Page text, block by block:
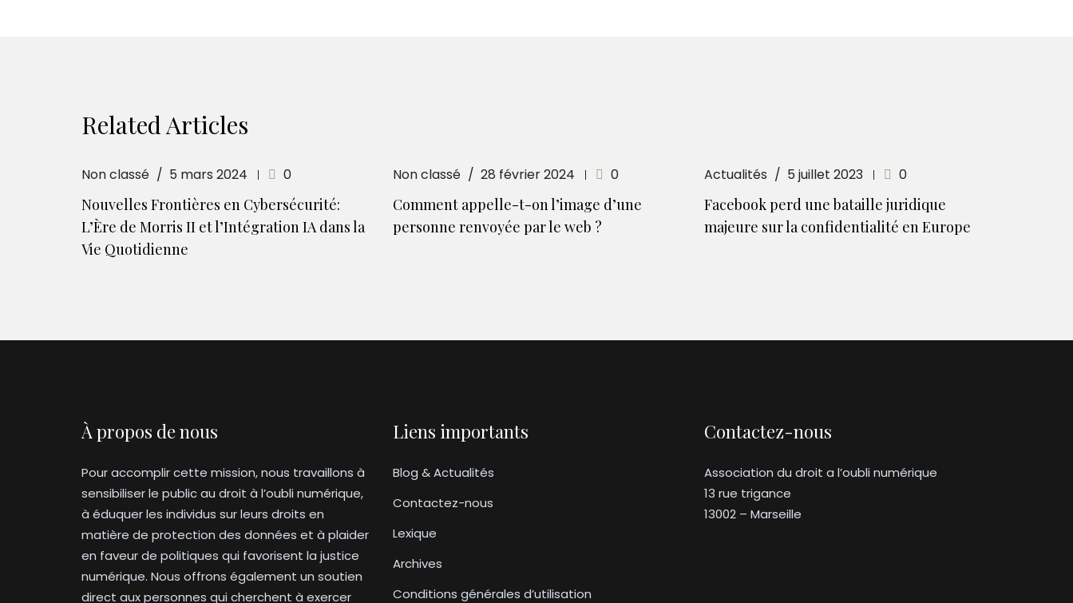
Related Articles
Non classé 5 mars 2024 0
Nouvelles Frontières en Cybersécurité:
L’Ère de Morris II et l’Intégration IA dans la
Vie Quotidienne
Non classé 28 février 2024 0
Comment appelle-t-on l’image d’une
personne renvoyée par le web ?
Actualités 5 juillet 2023 0
Facebook perd une bataille juridique
majeure sur la confidentialité en Europe
À propos de nous
Pour accomplir cette mission, nous travaillons à
sensibiliser le public au droit à l’oubli numérique,
à éduquer les individus sur leurs droits en
matière de protection des données et à plaider
en faveur de politiques qui favorisent la justice
numérique. Nous offrons également un soutien
direct aux personnes qui cherchent à exercer
Liens importants
Blog & Actualités
Contactez-nous
Lexique
Archives
Conditions générales d’utilisation
Contactez-nous
Association du droit a l’oubli numérique
13 rue trigance
13002 – Marseille